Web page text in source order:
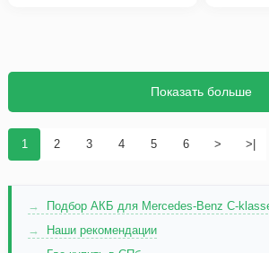
1 2 3 4 5 6 > >|
Показать больше
Подбор АКБ для Mercedes-Benz C-
Наши рекомендации